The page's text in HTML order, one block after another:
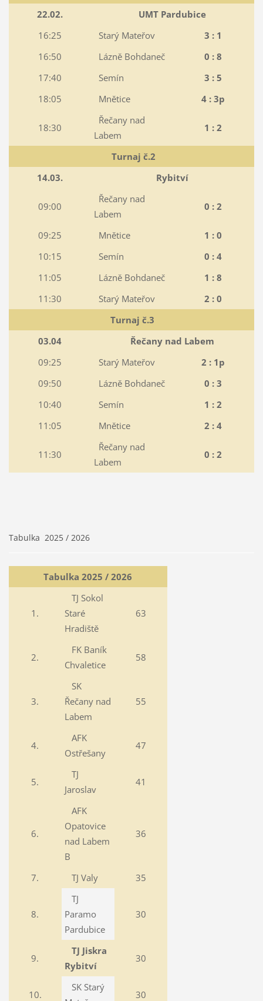
22.02.
UMT Pardubice
16:25
Starý Mateřov
3 : 1
16:50
Lázně Bohdaneč
0 : 8
17:40
Semín
3 : 5
18:05
Mnětice 4 : 3p
18:30
Řečany nad
Labem
1 : 2
Turnaj č.2
14.03.
Rybitví
09:00
Řečany nad
Labem
0 : 2
09:25 Mnětice
1 : 0
10:15
Semín
0 : 4
11:05
Lázně Bohdaneč
1 : 8
11:30
Starý Mateřov
2 : 0
Turnaj č.3
03.04
Řečany nad Labem
09:25
Starý Mateřov
2 : 1p
09:50
Lázně Bohdaneč
0 : 3
10:40
Semín
1 : 2
11:05
Mnětice 2 : 4
11:30
Řečany nad
Labem
0 : 2
Tabulka 2025 / 2026
Tabulka 2025 / 2026
1.
TJ Sokol
Staré
Hradiště
63
2.
FK Baník
Chvaletice
58
3.
SK
Řečany nad
Labem
55
4.
AFK
Ostřešany
47
5.
TJ
Jaroslav
41
6.
AFK
Opatovice
nad Labem
B
36
7. TJ Valy 35
8.
TJ
Paramo
Pardubice
30
9.
TJ Jiskra
Rybitví
30
10.
SK Starý
30